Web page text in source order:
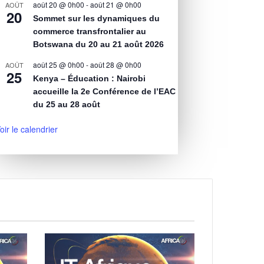
AOÛT
20
août 20 @ 0h00 -août 21 @ 0h00
Sommet sur les dynamiques du
commerce transfrontalier au
Botswana du 20 au 21 août 2026
AOÛT
25
août 25 @ 0h00 -août 28 @ 0h00
Kenya – Éducation : Nairobi
accueille la 2e Conférence de l’EAC
du 25 au 28 août
le calendrier